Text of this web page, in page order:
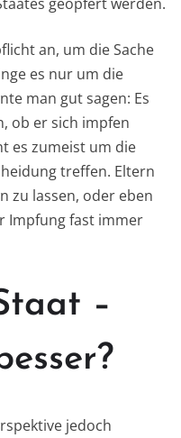
an, um die Sache
es nur um die
man gut sagen: Es
ob er sich impfen
es zumeist um die
treffen. Eltern
zu lassen, oder eben
Impfung fast immer
–
jedoch